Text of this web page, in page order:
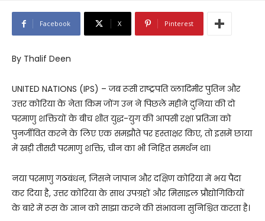
Facebook X Pinterest
By Thalif Deen
UNITED NATIONS (IPS) – जब रूसी राष्ट्रपति व्लादिमीर पुतिन और
उत्तर कोरिया के नेता किम जोंग उन ने पिछले महीने दुनिया की दो
परमाणु शक्तियों के बीच शीत युद्ध-युग की आपसी रक्षा प्रतिज्ञा को
पुनर्जीवित करने के लिए एक समझौते पर हस्ताक्षर किए, तो इसमें छाया
में खड़ी तीसरी परमाणु शक्ति, चीन का भी निहित समर्थन था।
नया परमाणु गठबंधन, जिसने जापान और दक्षिण कोरिया में भय पैदा
कर दिया है, उत्तर कोरिया के साथ उपग्रहों और मिसाइल प्रौद्योगिकियों
के बारे में रूस के ज्ञान को साझा करने की संभावना सुनिश्चित करता है।